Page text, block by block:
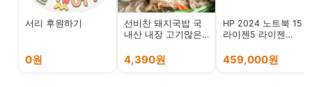
서리 후원하기
0원
선비찬 돼지국밥 국
내산 내장 고기많은
4,390원
HP 2024 노트북 15
라이젠5 라이젠
459,000원